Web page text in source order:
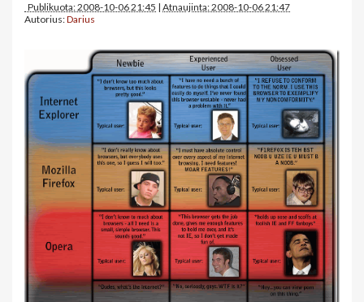
Publikuota: 2008-10-06 21:45 | Atnaujinta: 2008-10-06 21:47
Autorius:Darius